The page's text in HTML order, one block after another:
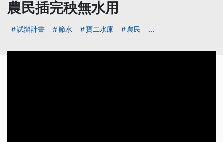
農民插完秧無水用
試辦計畫 節水 寶二水庫 農民 ...